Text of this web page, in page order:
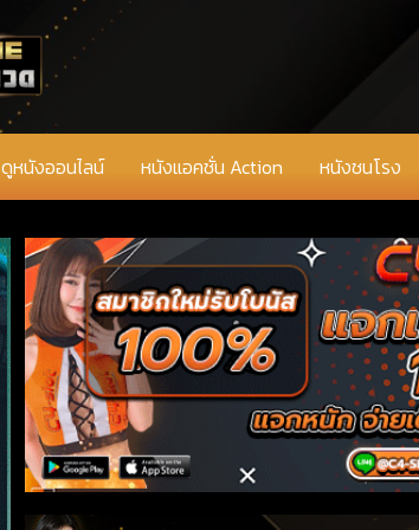
ดูหนังออนไลน์ หนังแอคชั่น Action หนังชนโรง